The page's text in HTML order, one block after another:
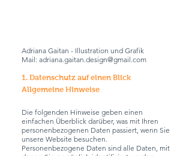
Adriana Gaitan - Illustration und Grafik
Mail: adriana.gaitan.design@gmail.com
1. Datenschutz auf einen Blick
Allgemeine Hinweise
Die folgenden Hinweise geben einen
einfachen Überblick darüber, was mit Ihren
personenbezogenen Daten passiert, wenn Sie
unsere Website besuchen.
Personenbezogene Daten sind alle Daten, mit